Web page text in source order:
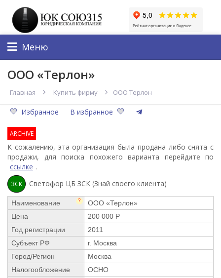
Меню
ООО «Терлон»
Главная Купить фирму ООО Терлон
Избранное В избранное
ARCHIVE
К сожалению, эта организация была продана либо снята с
продажи, для поиска похожего варианта перейдите по
ссылке .
ЗСК Светофор ЦБ ЗСК (Знай своего клиента)
Наименование ?
ООО «Терлон»
Цена
200 000 Р
Год регистрации
2011
Субъект РФ
г. Москва
Город/Регион
Москва
Налогообложение
ОСНО